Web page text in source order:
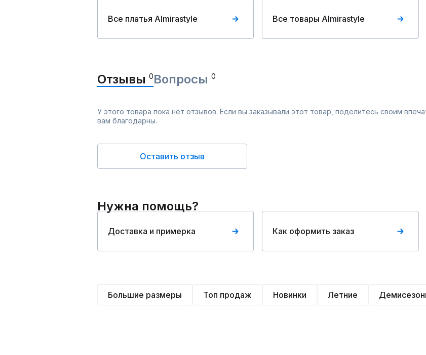
Все платья Almirastyle Все товары Almirastyle
Отзывы 0Вопросы 0
У этого товара пока нет отзывов. Если вы заказывали этот товар, поделитесь своим
вам благодарны.
Оставить отзыв
Нужна помощь?
Доставка и примерка Как оформить заказ
Большие размеры Топ продаж Новинки Летние